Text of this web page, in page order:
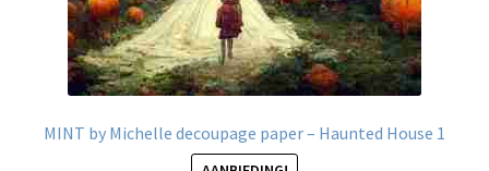
MINT by Michelle decoupage paper – Haunted House 1